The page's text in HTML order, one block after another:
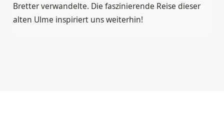
Bretter verwandelte. Die faszinierende Reise dieser
alten Ulme inspiriert uns weiterhin!